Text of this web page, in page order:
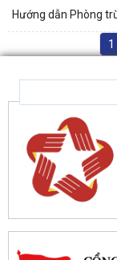
Hướng dẫn Phòng
1